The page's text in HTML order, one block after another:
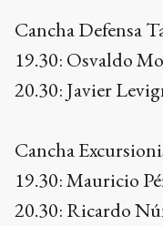
Cancha Defensa
19.30: Osvaldo
20.30: Javier
Cancha
19.30: Mauricio
20.30: Ricardo